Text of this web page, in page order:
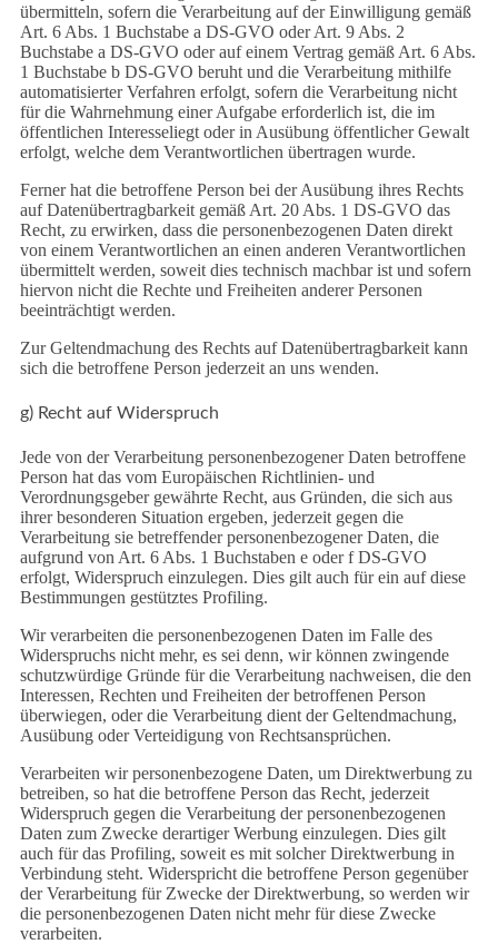
übermitteln, sofern die Verarbeitung auf der Einwilligung gemäß
Art. 6 Abs. 1 Buchstabe a DS-GVO oder Art. 9 Abs. 2
Buchstabe a DS-GVO oder auf einem Vertrag gemäß Art. 6 Abs.
1 Buchstabe b DS-GVO beruht und die Verarbeitung mithilfe
automatisierter Verfahren erfolgt, sofern die Verarbeitung nicht
für die Wahrnehmung einer Aufgabe erforderlich ist, die im
öffentlichen Interesseliegt oder in Ausübung öffentlicher Gewalt
erfolgt, welche dem Verantwortlichen übertragen wurde.
Ferner hat die betroffene Person bei der Ausübung ihres Rechts
auf Datenübertragbarkeit gemäß Art. 20 Abs. 1 DS-GVO das
Recht, zu erwirken, dass die personenbezogenen Daten direkt
von einem Verantwortlichen an einen anderen Verantwortlichen
übermittelt werden, soweit dies technisch machbar ist und sofern
hiervon nicht die Rechte und Freiheiten anderer Personen
beeinträchtigt werden.
Zur Geltendmachung des Rechts auf Datenübertragbarkeit kann
sich die betroffene Person jederzeit an uns wenden.
g) Recht auf Widerspruch
Jede von der Verarbeitung personenbezogener Daten betroffene
Person hat das vom Europäischen Richtlinien- und
Verordnungsgeber gewährte Recht, aus Gründen, die sich aus
ihrer besonderen Situation ergeben, jederzeit gegen die
Verarbeitung sie betreffender personenbezogener Daten, die
aufgrund von Art. 6 Abs. 1 Buchstaben e oder f DS-GVO
erfolgt, Widerspruch einzulegen. Dies gilt auch für ein auf diese
Bestimmungen gestütztes Profiling.
Wir verarbeiten die personenbezogenen Daten im Falle des
Widerspruchs nicht mehr, es sei denn, wir können zwingende
schutzwürdige Gründe für die Verarbeitung nachweisen, die den
Interessen, Rechten und Freiheiten der betroffenen Person
überwiegen, oder die Verarbeitung dient der Geltendmachung,
Ausübung oder Verteidigung von Rechtsansprüchen.
Verarbeiten wir personenbezogene Daten, um Direktwerbung zu
betreiben, so hat die betroffene Person das Recht, jederzeit
Widerspruch gegen die Verarbeitung der personenbezogenen
Daten zum Zwecke derartiger Werbung einzulegen. Dies gilt
auch für das Profiling, soweit es mit solcher Direktwerbung in
Verbindung steht. Widerspricht die betroffene Person gegenüber
der Verarbeitung für Zwecke der Direktwerbung, so werden wir
die personenbezogenen Daten nicht mehr für diese Zwecke
verarbeiten.